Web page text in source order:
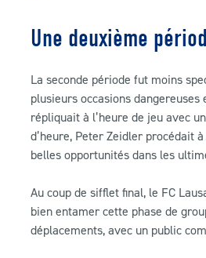
Une deuxième
La seconde période fut moins
plusieurs occasions
répliquait à l’heure de jeu avec
d’heure, Peter Zeidler procédait
belles opportunités dans les
Au coup de sifflet final, le FC
bien entamer cette phase de
déplacements, avec un public